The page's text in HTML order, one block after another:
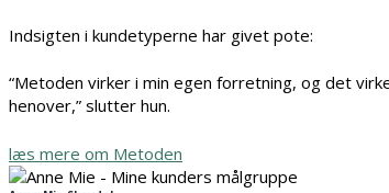
Indsigten i kundetyperne har givet pote:
“Metoden virker i min egen forretning, og det
henover,” slutter hun.
læs mere om Metoden